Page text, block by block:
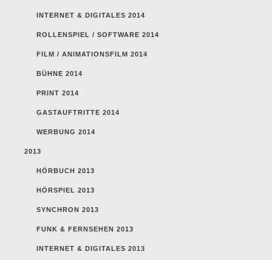
INTERNET & DIGITALES 2014
ROLLENSPIEL / SOFTWARE 2014
FILM / ANIMATIONSFILM 2014
BÜHNE 2014
PRINT 2014
GASTAUFTRITTE 2014
WERBUNG 2014
2013
HÖRBUCH 2013
HÖRSPIEL 2013
SYNCHRON 2013
FUNK & FERNSEHEN 2013
INTERNET & DIGITALES 2013